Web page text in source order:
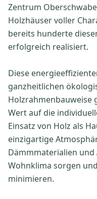
Zentrum
Holzhäuser voller
bereits hunderte
erfolgreich realisiert.
Diese
ganzheitlichen
Holzrahmenbauweise
Wert auf die
Einsatz von Holz als
einzigartige
Dämmmaterialien
Wohnklima sorgen
minimieren.